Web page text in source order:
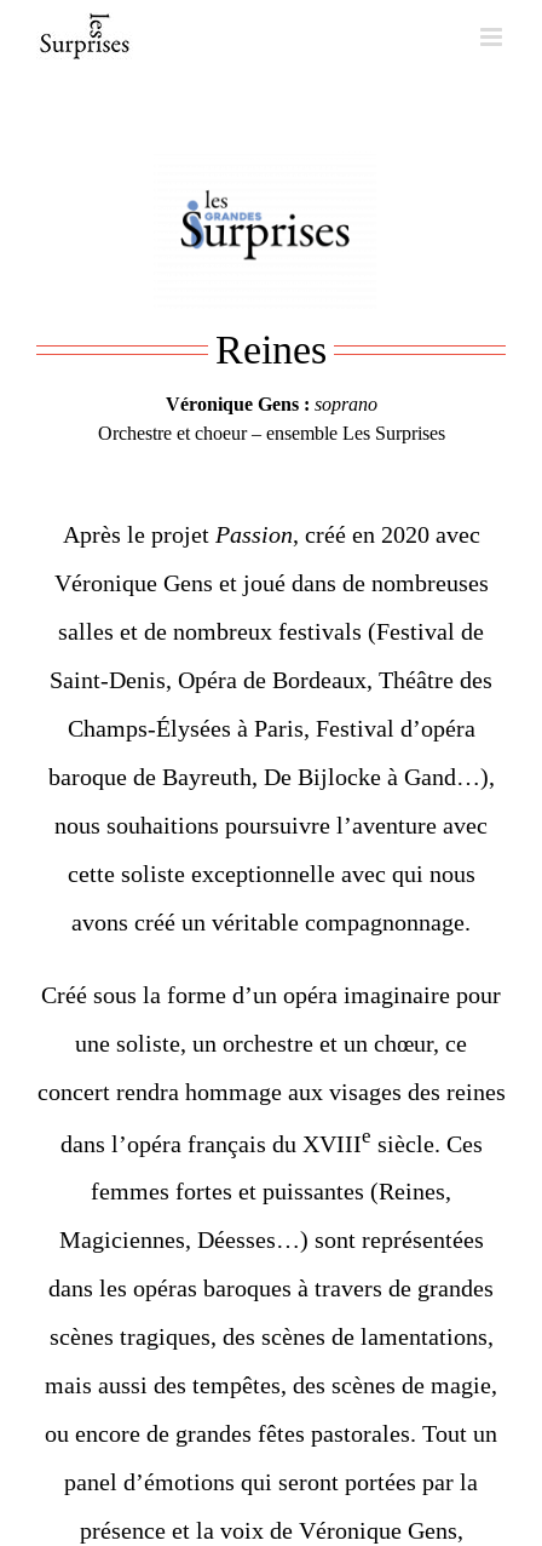
Reines
Véronique Gens : soprano
Orchestre et choeur – ensemble Les Surprises
Après le projet Passion, créé en 2020 avec
Véronique Gens et joué dans de nombreuses
salles et de nombreux festivals (Festival de
Saint-Denis, Opéra de Bordeaux, Théâtre des
Champs-Élysées à Paris, Festival d’opéra
baroque de Bayreuth, De Bijlocke à Gand…),
nous souhaitions poursuivre l’aventure avec
cette soliste exceptionnelle avec qui nous
avons créé un véritable compagnonnage.
Créé sous la forme d’un opéra imaginaire pour
une soliste, un orchestre et un chœur, ce
concert rendra hommage aux visages des reines
dans l’opéra français du XVIIIe siècle. Ces
femmes fortes et puissantes (Reines,
Magiciennes, Déesses…) sont représentées
dans les opéras baroques à travers de grandes
scènes tragiques, des scènes de lamentations,
mais aussi des tempêtes, des scènes de magie,
ou encore de grandes fêtes pastorales. Tout un
panel d’émotions qui seront portées par la
présence et la voix de Véronique Gens,